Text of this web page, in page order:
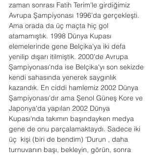
zaman sonrası Fatih Terim'le girdiğimiz
Avrupa Şampiyonası 1996'da gerçekleşti.
Ama orada da üç maçta hiç gol
atamamıştık. 1998 Dünya Kupası
elemelerinde gene Belçika'ya iki defa
yenilip dışarı itilmiştik. 2000'de Avrupa
Şampiyonası'nda ise Belçika'yı son sekizde
kendi sahasında yenerek saygınlık
kazandık. En ciddi hamlemiz 2002 Dünya
Şampiyonası'dır ama Şenol Güneş Kore ve
Japonya'da yapılan 2002 Dünya
Kupası'nda takımın başındayken medya
gene de onu parçalamaktaydı. Sadece iki
üç  kişi (biri de bendim) 'Durun , daha
turnuvanın başı, bekleyin, görün, sonra